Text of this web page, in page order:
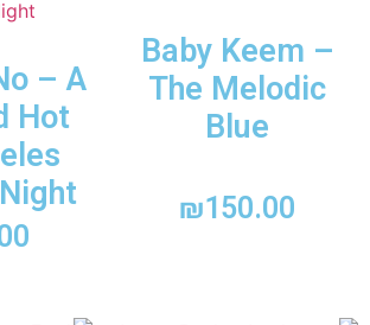
Baby Keem –
The Melodic
Blue
₪150.00
– A
Hot